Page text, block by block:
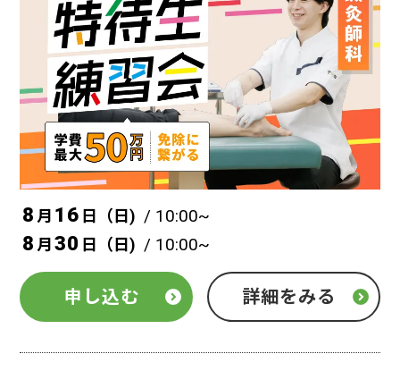
8 月 16 日（日) / 10:00~
8月30 日（ 日) / 10:00~
申し込む 詳細をみる